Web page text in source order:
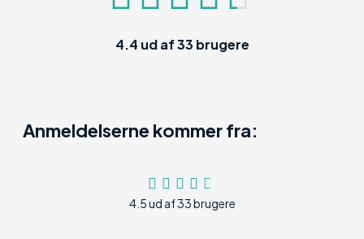
4.4 ud af33 brugere
Anmeldelserne kommer fra:
4.5 ud af 33 brugere